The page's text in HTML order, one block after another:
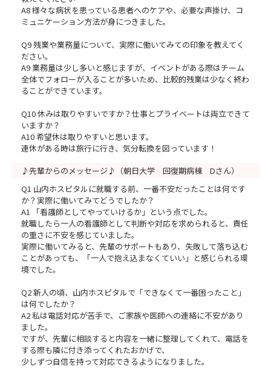
A8 様々な病状を患っている患者へのケアや、必要な声掛け、コ
ミュニケーション方法が身につきました。
Q9 残業や業務量について、実際に働いてみての印象を教えてく
ださい。
A9 業務量は少し多いと感じますが、イベントがある際はチーム
全体でフォローが入ることが多いため、比較的残業は少なく終わ
ることができています。
Q10 休みは取りやすいですか？仕事とプライベートは両立できて
いますか？
A10 希望休は取りやすいと思います。
連休がある時は旅行に行き、気分転換を図っています！
♪先輩からのメッセージ♪（朝日大学 回復期病棟 Dさん）
Q1 山内ホスピタルに就職する前、一番不安だったことは何です
か？実際に働いてみてどうでしたか？
A1 「看護師としてやっていけるか」という点でした。
就職したら一人の看護師として判断や対応を求められると、責任
の重さに不安を感じていました。
実際に働いてみると、先輩のサポートもあり、失敗して落ち込む
ことがあっても、「一人で抱え込まなくていい」と感じられる環
境でした。
Q2 新人の頃、山内ホスピタルで「できなくて一番困ったこと」
は何でしたか？
A2 私は電話対応が苦手で、ご家族や医師への連絡に不安があり
ました。
ですが、先輩に相談すると内容を一緒に整理してくれて、電話を
する際も隣に付き添ってくれたおかげで、
少しずつ自信を持って対応できるようになりました。